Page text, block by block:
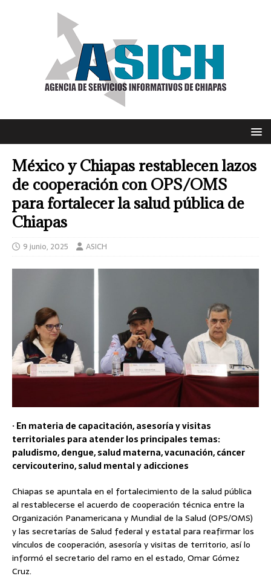
México y Chiapas restablecen lazos
de cooperación con OPS/OMS
para fortalecer la salud pública de
Chiapas
9 junio, 2025 ASICH
· En materia de capacitación, asesoría y visitas
territoriales para atender los principales temas:
paludismo, dengue, salud materna, vacunación, cáncer
cervicouterino, salud mental y adicciones
Chiapas se apuntala en el fortalecimiento de la salud pública
al restablecerse el acuerdo de cooperación técnica entre la
Organización Panamericana y Mundial de la Salud (OPS/OMS)
y las secretarías de Salud federal y estatal para reafirmar los
vínculos de cooperación, asesoría y visitas de territorio, así lo
informó el secretario del ramo en el estado, Omar Gómez
Cruz.